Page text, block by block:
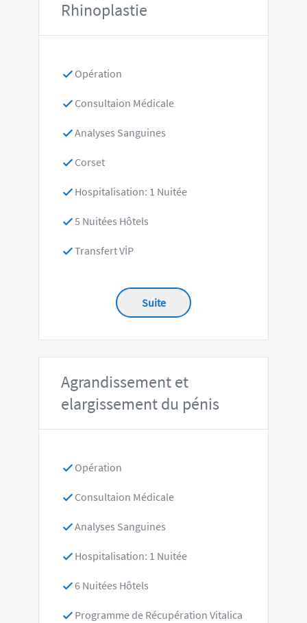
Rhinoplastie
Opération
Consultaion Médicale
Analyses Sanguines
Corset
Hospitalisation: 1 Nuitée
5 Nuitées Hôtels
Transfert VİP
Suite
Аgrandissement et
elargissement du pénis
Opération
Consultaion Médicale
Analyses Sanguines
Hospitalisation: 1 Nuitée
6 Nuitées Hôtels
Programme de Récupération Vitalica